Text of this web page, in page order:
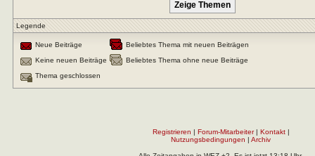
Legende
Neue Beiträge
Beliebtes Thema mit neuen Beiträgen
Keine neuen Beiträge
Beliebtes Thema ohne neue Beiträge
Thema geschlossen
Registrieren | Forum-Mitarbeiter| Kontakt|
Nutzungsbedingungen | Archiv